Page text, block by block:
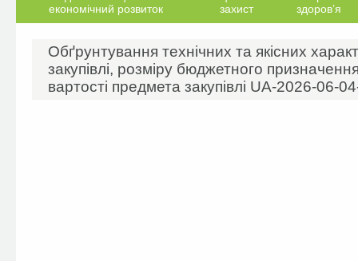
економічний розвиток
захист
здоров’я
Обґрунтування технічних та якісних
закупівлі, розміру бюджетного
вартості предмета закупівлі UA-2026-06-